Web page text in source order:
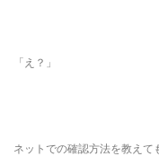
「え？」
ネットでの確認方法を教えて